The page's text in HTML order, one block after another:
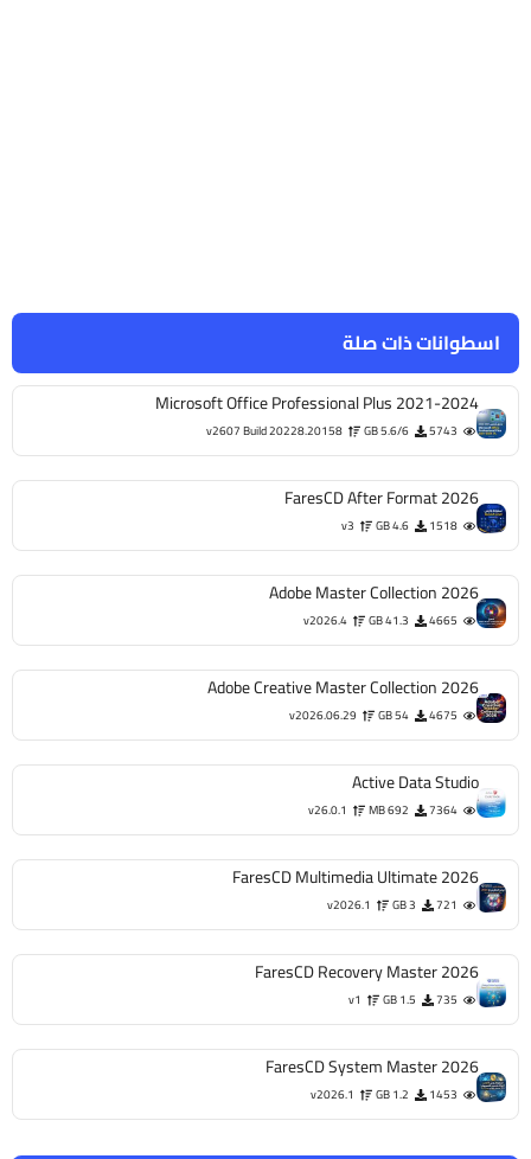
اسطوانات ذات صلة
Microsoft Office Professional Plus 2021-2024
5743
5.6/6 GB
v2607 Build 20228.20158
FaresCD After Format 2026
1518
4.6 GB
v3
Adobe Master Collection 2026
4665
41.3 GB
v2026.4
Adobe Creative Master Collection 2026
4675
54 GB
v2026.06.29
Active Data Studio
7364
692 MB
v26.0.1
FaresCD Multimedia Ultimate 2026
721
3 GB
v2026.1
FaresCD Recovery Master 2026
735
1.5 GB
v1
FaresCD System Master 2026
1453
1.2 GB
v2026.1